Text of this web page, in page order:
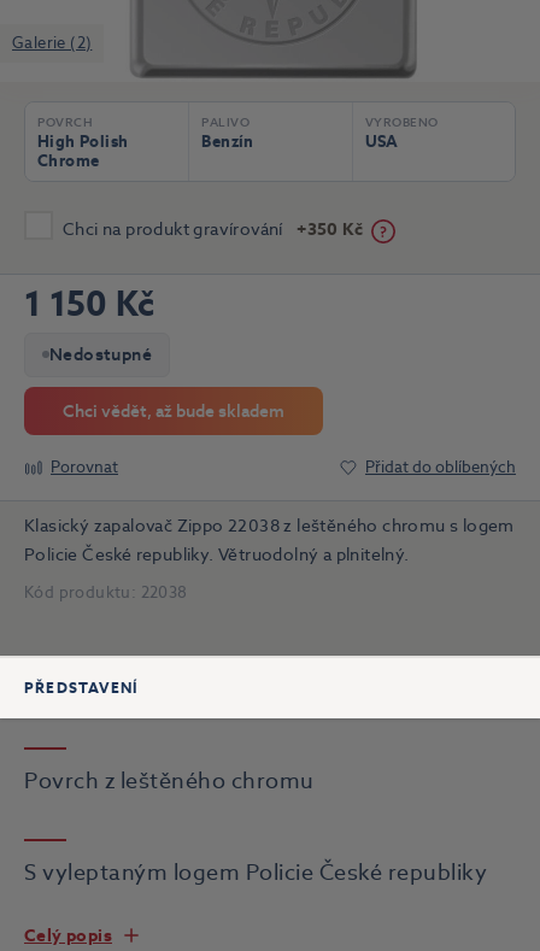
Galerie (2)
Klasický zapalovač Zippo 22038 z leštěného chromu s logem
Policie České republiky. Větruodolný a plnitelný.
POVRCH
High Polish
Chrome
PALIVO
Benzín
VYROBENO
USA
Kód produktu: 22038
Chci na produkt gravírování +350 Kč
1 150 Kč
Nedostupné
Chci vědět, až bude skladem
Porovnat Přidat do oblíbených
PŘEDSTAVENÍ
Povrch z leštěného chromu
S vyleptaným logem Policie České republiky
Celý popis